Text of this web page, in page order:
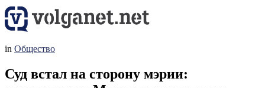
in Общество
Суд встал на сторону мэрии: